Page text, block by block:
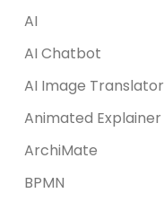
AI
AI Chatbot
AI Image Translator
Animated Explainer
ArchiMate
BPMN